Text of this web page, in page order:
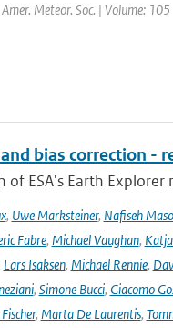
Meteor. Soc. | Volume:
bias correction -
ESA's Earth Explorer
, Uwe Marksteiner, Nafiseh
Fabre, Michael Vaughan,
Lars Isaksen, Michael Rennie,
, Simone Bucci, Giacomo
, Marta De Laurentis,